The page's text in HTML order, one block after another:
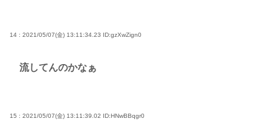
14 : 2021/05/07(金) 13:11:34.23 ID:gzXwZign0
流してんのかなぁ
15 : 2021/05/07(金) 13:11:39.02 ID:HNwBBqgr0